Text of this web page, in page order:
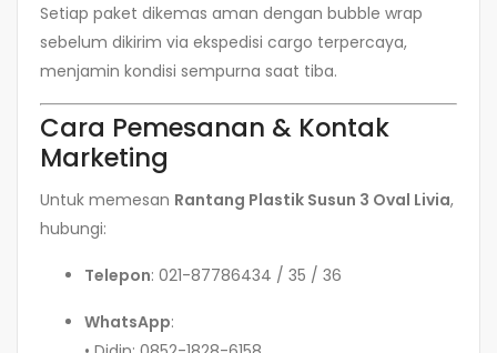
Setiap paket dikemas aman dengan bubble wrap
sebelum dikirim via ekspedisi cargo terpercaya,
menjamin kondisi sempurna saat tiba.
Cara Pemesanan & Kontak
Marketing
Untuk memesan Rantang Plastik Susun 3 Oval Livia,
hubungi:
Telepon: 021-87786434 / 35 / 36
WhatsApp: